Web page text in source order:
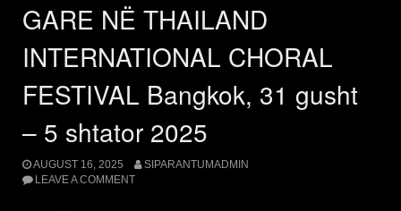
GARE NË THAILAND
INTERNATIONAL CHORAL
FESTIVAL Bangkok, 31 gusht
– 5 shtator 2025
AUGUST 16, 2025
SIPARANTUMADMIN
LEAVE A COMMENT